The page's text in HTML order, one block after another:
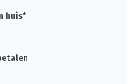
huis*